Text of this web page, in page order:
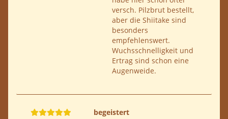
versch. Pilzbrut bestellt,
aber die Shiitake sind
besonders
empfehlenswert.
Wuchsschnelligkeit und
Ertrag sind schon eine
Augenweide.
begeistert